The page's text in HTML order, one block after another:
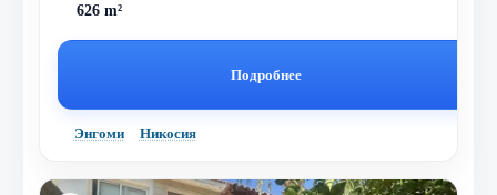
626 m²
Подробнее
Энгоми Никосия